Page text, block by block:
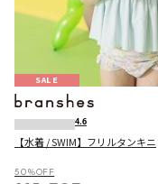
SALE
4.6
【水着 / SWIM】フリルタンキニ
50％OFF